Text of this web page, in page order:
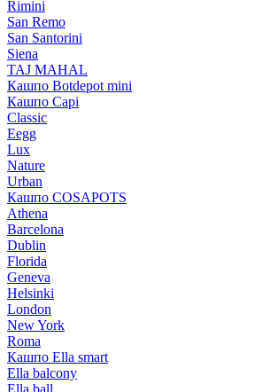
Rimini
San Remo
San Santorini
Siena
TAJ MAHAL
Кашпо Botdepot mini
Кашпо Capi
Classic
Eegg
Lux
Nature
Urban
Кашпо COSAPOTS
Athena
Barcelona
Dublin
Florida
Geneva
Helsinki
London
New York
Roma
Кашпо Ella smart
Ella balcony
Ella ball